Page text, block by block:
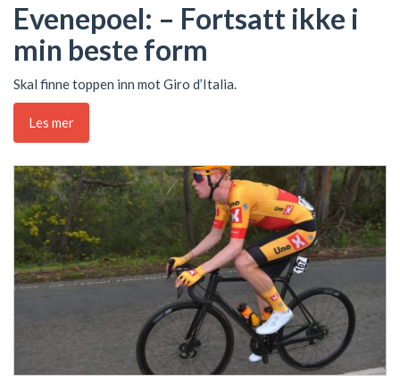
Evenepoel: – Fortsatt ikke i
min beste form
Skal finne toppen inn mot Giro d’Italia.
Les mer